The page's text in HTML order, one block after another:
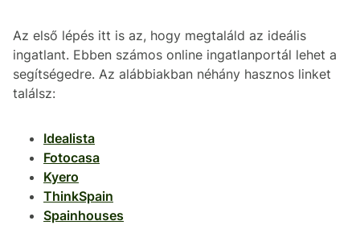
Az első lépés itt is az, hogy megtaláld az ideális
ingatlant. Ebben számos online ingatlanportál lehet a
segítségedre. Az alábbiakban néhány hasznos linket
találsz:
Idealista
Fotocasa
Kyero
ThinkSpain
Spainhouses